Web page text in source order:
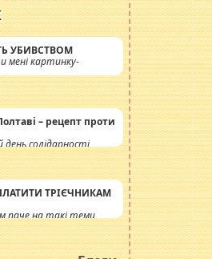
УБИВСТВОМ
мені картинку-
– рецепт проти
солідарності
ТРІЄЧНИКАМ
паче на такі теми,
Обурюють сьогоднішні
питання.
одна соціальна